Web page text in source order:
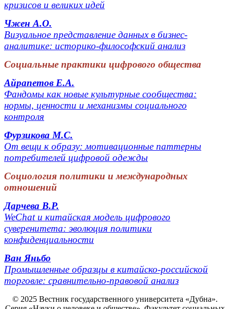
кризисов и великих идей
Чжен А.О.
Визуальное представление данных в бизнес-
аналитике: историко-философский анализ
Социальные практики цифрового общества
Айрапетов Е.А.
Фандомы как новые культурные сообщества:
нормы, ценности и механизмы социального
контроля
Фурзикова М.С.
От вещи к образу: мотивационные паттерны
потребителей цифровой одежды
Социология политики и международных
отношений
Дарчева В.Р.
WeChat и китайская модель цифрового
суверенитета: эволюция политики
конфиденциальности
Ван Яньбо
Промышленные образцы в китайско-российской
торговле: сравнительно-правовой анализ
© 2025 Вестник государственного университета «Дубна».